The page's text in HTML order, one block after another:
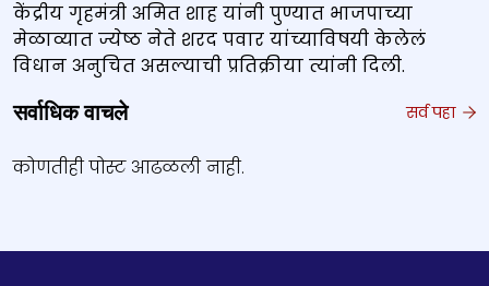
केंद्रीय गृहमंत्री अमित शाह यांनी पुण्यात भाजपाच्या
मेळाव्यात ज्येष्ठ नेते शरद पवार यांच्याविषयी केलेलं
विधान अनुचित असल्याची प्रतिक्रीया त्यांनी दिली.
सर्वाधिक वाचले सर्व पहा
कोणतीही पोस्ट आढळली नाही.